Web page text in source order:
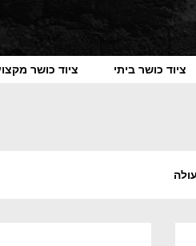
ציוד כושר ביתי ציוד כושר